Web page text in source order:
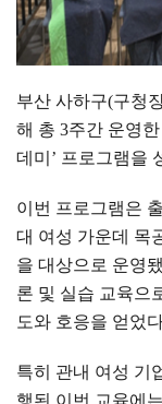
부산 사하구(구청
해 총 3주간 운영
데미 ’ 프로그램을
이번 프로그램은
대 여성 가운데 목
을 대상으로 운영
론 및 실습 교육으
도와 호응을 얻었
특히 관내 여성 기
행된 이번 교육에